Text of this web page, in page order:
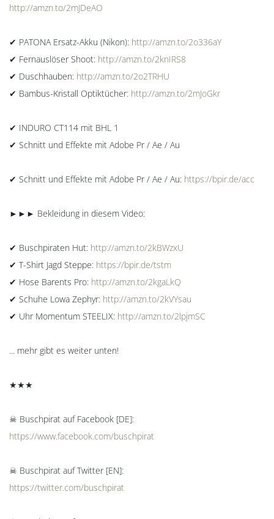
http://amzn.to/2mJDeAO
✔ PATONA Ersatz-Akku (Nikon): http://amzn.to/2o336aY
✔ Fernauslöser Shoot: http://amzn.to/2knIRS8
✔ Duschhauben: http://amzn.to/2o2TRHU
✔ Bambus-Kristall Optiktücher: http://amzn.to/2mJoGkr
✔ INDURO CT114 mit BHL 1
✔ Schnitt und Effekte mit Adobe Pr / Ae / Au
✔ Schnitt und Effekte mit Adobe Pr / Ae / Au: https://bpir.de/acc
►►► Bekleidung in diesem Video:
✔ Buschpiraten Hut: http://amzn.to/2kBWzxU
✔ T-Shirt Jagd Steppe: https://bpir.de/tstm
✔ Hose Barents Pro: http://amzn.to/2kgaLkQ
✔ Schuhe Lowa Zephyr: http://amzn.to/2kVYsau
✔ Uhr Momentum STEELIX: http://amzn.to/2lpjmSC
... mehr gibt es weiter unten!
★★★
☠ Buschpirat auf Facebook [DE]:
https://www.facebook.com/buschpirat
☠ Buschpirat auf Twitter [EN]:
https://twitter.com/buschpirat